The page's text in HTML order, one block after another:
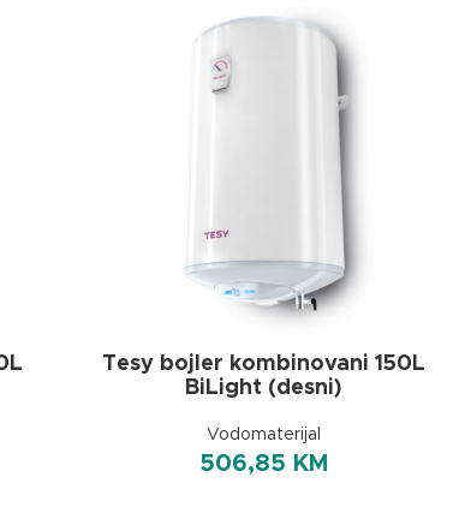
Tesy bojler kombinovani 150L
BiLight (desni)
Vodomaterijal
506,85 KM